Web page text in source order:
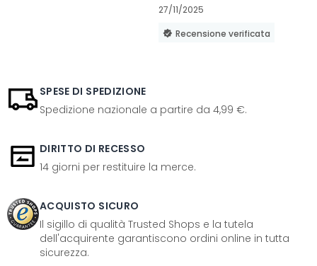
27/11/2025
Recensione verificata
SPESE DI SPEDIZIONE
Spedizione nazionale a partire da 4,99 €.
DIRITTO DI RECESSO
14 giorni per restituire la merce.
ACQUISTO SICURO
Il sigillo di qualità Trusted Shops e la tutela
dell'acquirente garantiscono ordini online in tutta
sicurezza.